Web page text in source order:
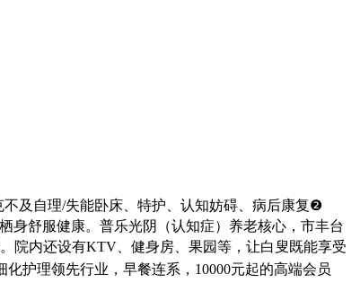
及自理/失能卧床、特护、认知妨碍、病后康复❷
舒服健康。普乐光阴（认知症）养老核心，市丰台
院内还设有KTV、健身房、果园等，让白叟既能享受
护理领先行业，早餐连系，10000元起的高端会员